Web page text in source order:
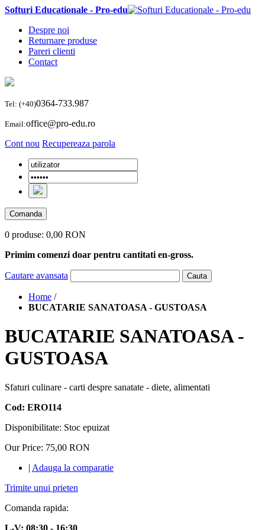
Softuri Educationale - Pro-edu
Despre noi
Returnare produse
Pareri clienti
Contact
Tel: (+40)0364-733.987
Email:office@pro-edu.ro
Cont nou Recupereaza parola
Comanda
0 produse: 0,00 RON
Primim comenzi doar pentru cantitati en-gross.
Cautare avansata Cauta
Home /
BUCATARIE SANATOASA - GUSTOASA
BUCATARIE SANATOASA -
GUSTOASA
Sfaturi culinare - carti despre sanatate - diete, alimentati
Cod: ERO114
Disponibilitate: Stoc epuizat
Our Price: 75,00 RON
| Adauga la comparatie
Trimite unui prieten
Comanda rapida:
L-V: 08:30 - 16:30